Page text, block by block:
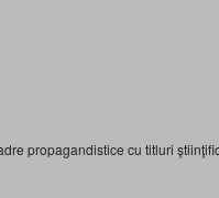
propagandistice cu titluri